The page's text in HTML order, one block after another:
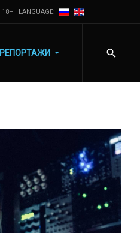
18+ | LANGUAGE: